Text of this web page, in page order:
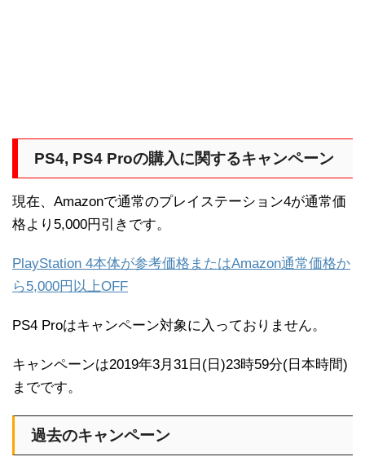
PS4, PS4 Proの購入に関するキャンペーン
現在、Amazonで通常のプレイステーション4が通常価
格より5,000円引きです。
PlayStation 4本体が参考価格またはAmazon通常価格か
ら5,000円以上OFF
PS4 Proはキャンペーン対象に入っておりません。
キャンペーンは2019年3月31日(日)23時59分(日本時間)
までです。
過去のキャンペーン